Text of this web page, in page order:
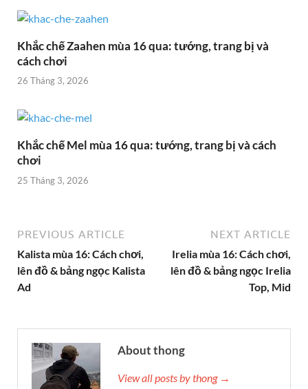
Khắc chế Zaahen mùa 16 qua: tướng, trang bị và
cách chơi
26 Tháng 3, 2026
Khắc chế Mel mùa 16 qua: tướng, trang bị và cách
chơi
25 Tháng 3, 2026
PREVIOUS ARTICLE
Kalista mùa 16: Cách chơi,
lên đồ & bảng ngọc Kalista
Ad
NEXT ARTICLE
Irelia mùa 16: Cách chơi,
lên đồ & bảng ngọc Irelia
Top, Mid
About thong
View all posts by thong →